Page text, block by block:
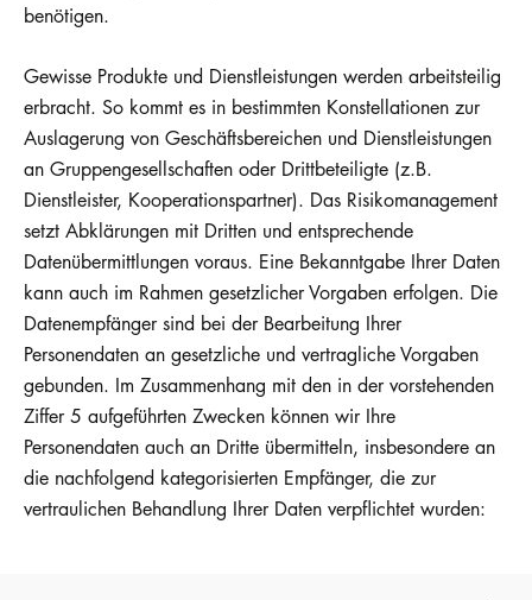
benötigen.
Gewisse Produkte und Dienstleistungen werden arbeitsteilig
erbracht. So kommt es in bestimmten Konstellationen zur
Auslagerung von Geschäftsbereichen und Dienstleistungen
an Gruppengesellschaften oder Drittbeteiligte (z.B.
Dienstleister, Kooperationspartner). Das Risikomanagement
setzt Abklärungen mit Dritten und entsprechende
Datenübermittlungen voraus. Eine Bekanntgabe Ihrer Daten
kann auch im Rahmen gesetzlicher Vorgaben erfolgen. Die
Datenempfänger sind bei der Bearbeitung Ihrer
Personendaten an gesetzliche und vertragliche Vorgaben
gebunden. Im Zusammenhang mit den in der vorstehenden
Ziffer 5 aufgeführten Zwecken können wir Ihre
Personendaten auch an Dritte übermitteln, insbesondere an
die nachfolgend kategorisierten Empfänger, die zur
vertraulichen Behandlung Ihrer Daten verpflichtet wurden: